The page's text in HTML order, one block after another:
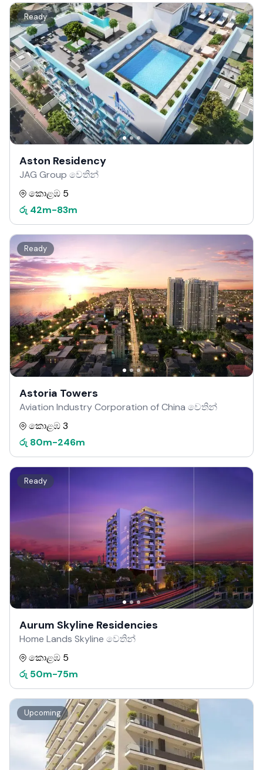
Ready
Aston Residency
JAG Group වෙතින්
කොළඹ 5
රු 42m-83m
Ready
Astoria Towers
Aviation Industry Corporation of China වෙතින්
කොළඹ 3
රු 80m-246m
Ready
Aurum Skyline Residencies
Home Lands Skyline වෙතින්
කොළඹ 5
රු 50m-75m
Upcoming